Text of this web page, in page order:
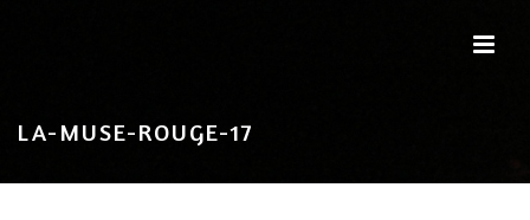
LA-MUSE-ROUGE-17